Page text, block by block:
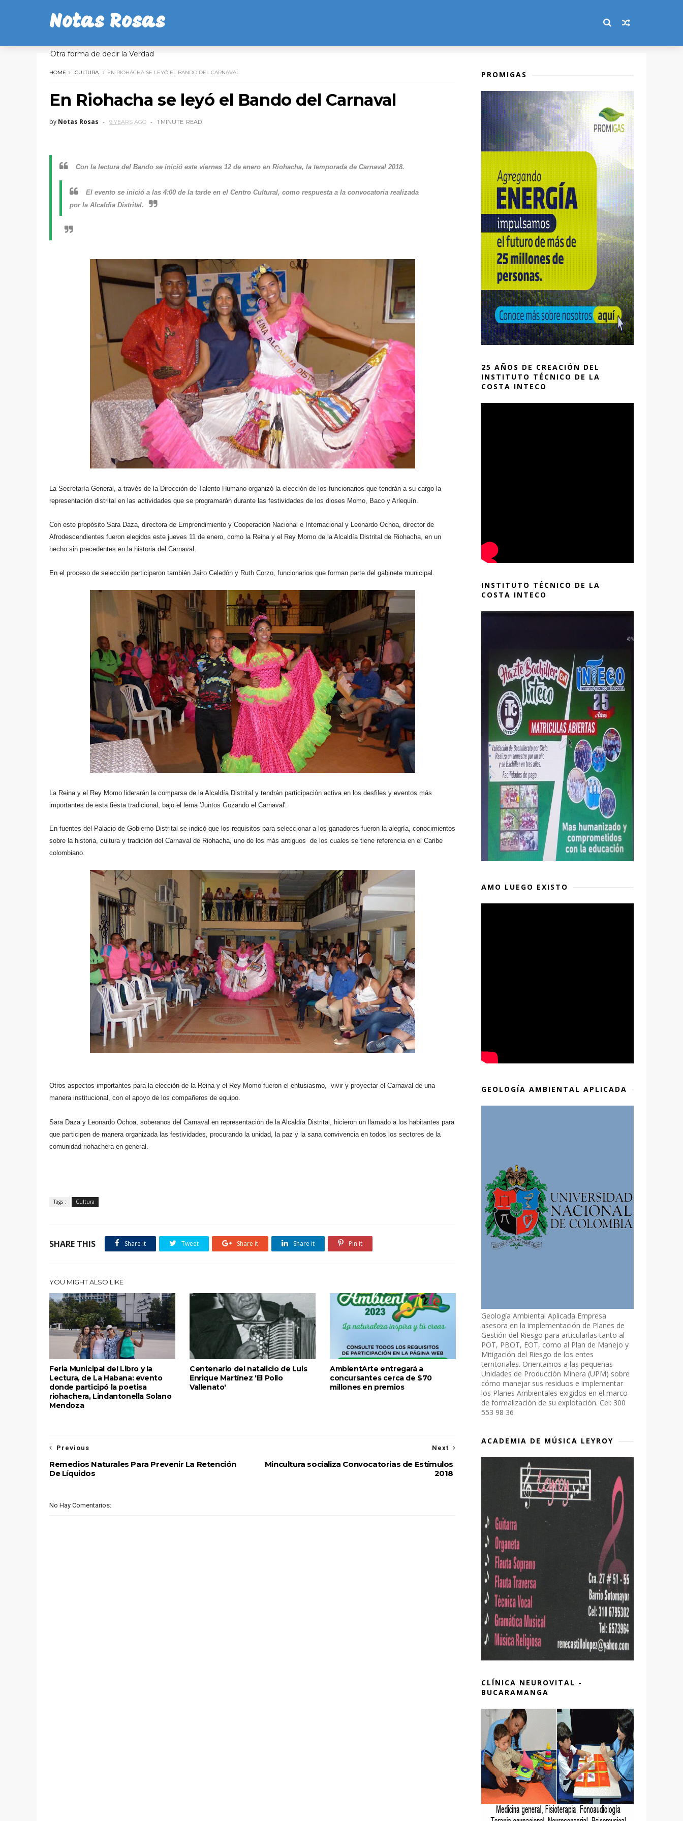
Notas Rosas
Otra forma de decir la Verdad
HOME CULTURA EN RIOHACHA SE LEYÓ EL BANDO DEL CARNAVAL
En Riohacha se leyó el Bando del Carnaval
by Notas Rosas 9 YEARS AGO 1 MINUTE READ
Con la lectura del Bando se inició este viernes 12 de enero en Riohacha, la temporada de Carnaval 2018.
El evento se inició a las 4:00 de la tarde en el Centro Cultural, como respuesta a la convocatoria realizada
por la Alcaldìa Distrital.
La Secretaría General, a través de la Dirección de Talento Humano organizó la elección de los funcionarios que tendrán a su cargo la
representación distrital en las actividades que se programarán durante las festividades de los dioses Momo, Baco y Arlequín.
Con este propósito Sara Daza, directora de Emprendimiento y Cooperación Nacional e Internacional y Leonardo Ochoa, director de
Afrodescendientes fueron elegidos este jueves 11 de enero, como la Reina y el Rey Momo de la Alcaldía Distrital de Riohacha, en un
hecho sin precedentes en la historia del Carnaval.
En el proceso de selección participaron también Jairo Celedón y Ruth Corzo, funcionarios que forman parte del gabinete municipal.
La Reina y el Rey Momo liderarán la comparsa de la Alcaldía Distrital y tendrán participación activa en los desfiles y eventos más
importantes de esta fiesta tradicional, bajo el lema 'Juntos Gozando el Carnaval'.
En fuentes del Palacio de Gobierno Distrital se indicó que los requisitos para seleccionar a los ganadores fueron la alegría, conocimientos
sobre la historia, cultura y tradición del Carnaval de Riohacha, uno de los más antiguos de los cuales se tiene referencia en el Caribe
colombiano.
Otros aspectos importantes para la elecciòn de la Reina y el Rey Momo fueron el entusiasmo, vivir y proyectar el Carnaval de una
manera institucional, con el apoyo de los compañeros de equipo.
Sara Dazay Leonardo Ochoa, soberanos del Carnaval en representación de la Alcaldía Distrital, hicieron un llamado a los habitantes para
que participen de manera organizada las festividades, procurando la unidad, la paz y la sana convivenciaen todos los sectores de la
comunidad riohachera en general.
Tags : Cultura
SHARE THIS Share it Tweet Share it Share it Pin it
YOU MIGHT ALSO LIKE
Feria Municipal del Libro y la
Lectura, de La Habana: evento
donde participó la poetisa
riohachera, Lindantonella Solano
Mendoza
Centenario del natalicio de Luis
Enrique Martínez 'El Pollo
Vallenato'
AmbientArte entregará a
concursantes cerca de $70
millones en premios
Next
Mincultura socializa Convocatorias de Estímulos
2018
Previous
Remedios Naturales Para Prevenir La Retención
De Líquidos
No Hay Comentarios:
PROMIGAS
25 AÑOS DE CREACIÓN DEL
INSTITUTO TÉCNICO DE LA
COSTA INTECO
INSTITUTO TÉCNICO DE LA
COSTA INTECO
AMO LUEGO EXISTO
GEOLOGÍA AMBIENTAL APLICADA
Geología Ambiental Aplicada Empresa
asesora en la implementación de Planes de
Gestión del Riesgo para articularlas tanto al
POT, PBOT, EOT, como al Plan de Manejo y
Mitigación del Riesgo de los entes
territoriales. Orientamos a las pequeñas
Unidades de Producción Minera (UPM) sobre
cómo manejar sus residuos e implementar
los Planes Ambientales exigidos en el marco
de formalización de su explotación. Cel: 300
553 98 36
ACADEMIA DE MÚSICA LEYROY
CLÍNICA NEUROVITAL -
BUCARAMANGA